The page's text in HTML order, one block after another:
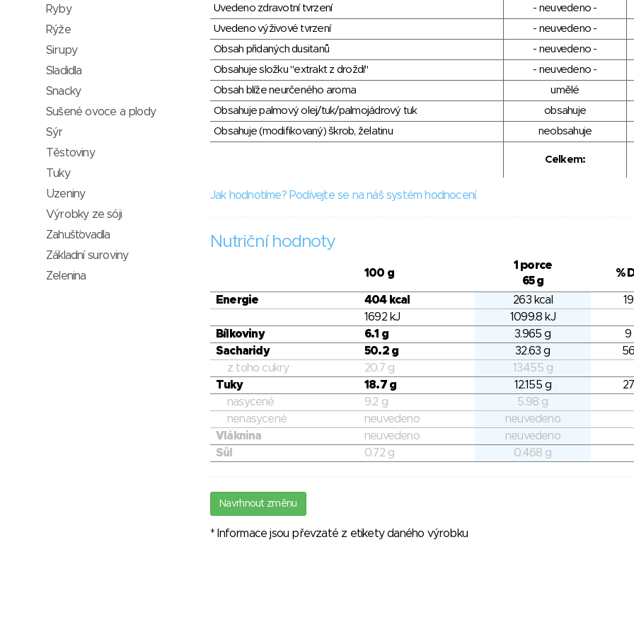
Uvedeno zdravotní tvrzení
- neuvedeno -
Uvedeno výživové tvrzení
- neuvedeno -
Obsah přidaných dusitanů
- neuvedeno -
Obsahuje složku "extrakt z droždí"
- neuvedeno -
Obsah blíže neurčeného aroma
umělé
Obsahuje palmový olej/tuk/palmojádrový tuk
obsahuje
Obsahuje (modifikovaný) škrob, želatinu
neobsahuje
Celkem:
Jak hodnotíme? Podívejte se na náš systém hodnocení.
Nutriční hodnoty
100 g
1 porce
65 g
%
Energie 404 kcal 263 kcal
1692 kJ
1099.8 kJ
Bílkoviny
6.1 g 3.965 g
9
Sacharidy
50.2 g 32.63 g
z toho cukry
20.7 g
13.455 g
Tuky
18.7 g 12.155 g
nasycené
9.2 g
5.98 g
nenasycené
neuvedeno
neuvedeno
Vláknina
neuvedeno
neuvedeno
Sůl
0.72 g 0.468 g
Navrhnout změnu
* Informace jsou převzaté z etikety daného výrobku
Ryby
Rýže
Sirupy
Sladidla
Snacky
Sušené ovoce a plody
Sýr
Těstoviny
Tuky
Uzeniny
Výrobky ze sóji
Zahušťovadla
Základní suroviny
Zelenina